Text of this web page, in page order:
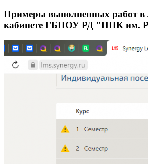
Примеры выполненных работ в
кабинете ГБПОУ РД "ППК им. Р.